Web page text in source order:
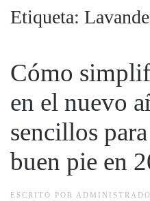
Etiqueta:
Cómo
en el nuevo
sencillos
buen pie en
ESCRITO POR